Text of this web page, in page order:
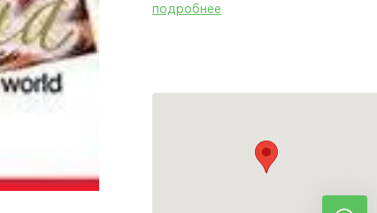
catering service only - no restaurant.
подробнее